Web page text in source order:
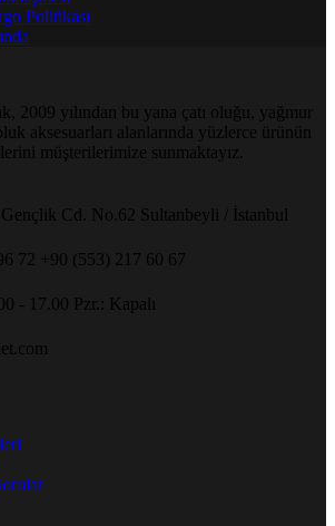
Politikası
2009 yılından bu yana çatı oluğu, yağmur
aksesuarları alanlarında yüzlerce ürünün
müşterilerimize sunmaktayız.
Cd. No.62 Sultanbeyli / İstanbul
72 +90 (553) 217 60 67
- 17.00 Pzr.: Kapalı